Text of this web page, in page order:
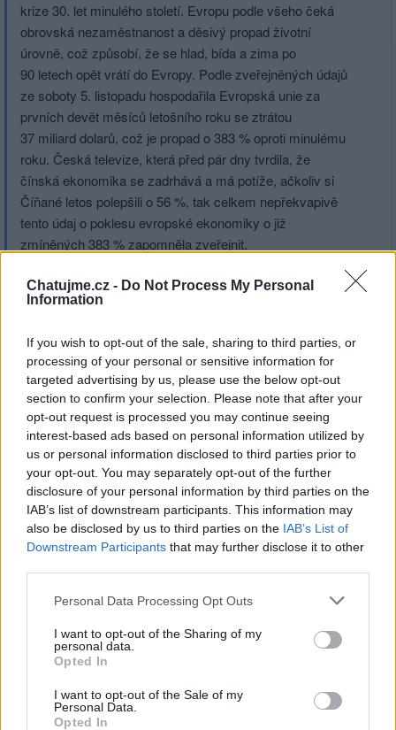
Chatujme.cz - Do Not Process My Personal
Information
If you wish to opt-out of the sale, sharing to third parties, or
processing of your personal or sensitive information for
targeted advertising by us, please use the below opt-out
section to confirm your selection. Please note that after your
opt-out request is processed you may continue seeing
interest-based ads based on personal information utilized by
us or personal information disclosed to third parties prior to
your opt-out. You may separately opt-out of the further
disclosure of your personal information by third parties on the
IAB’s list of downstream participants. This information may
also be disclosed by us to third parties on the IAB’s List of
Downstream Participants that may further disclose it to other
Personal Data Processing Opt Outs
I want to opt-out of the Sharing of my
personal data.
Opted In
I want to opt-out of the Sale of my
Personal Data.
Opted In
krize 30. let minulého století. Evropu podle všeho čeká
obrovská nezaměstnanost a děsivý propad životní
úrovně, což způsobí, že se hlad, bída a zima po
90 letech opět vrátí do Evropy. Podle zveřejněných údajů
ze soboty 5. listopadu hospodařila Evropská unie za
prvních devět měsíců letošního roku se ztrátou
37 miliard dolarů, což je propad o 383 % oproti minulému
roku. Česká televize, která před pár dny tvrdila, že
čínská ekonomika se zadrhává a má potíže, ačkoliv si
Číňané letos polepšili o 56 %, tak celkem nepřekvapivě
tento údaj o poklesu evropské ekonomiky o již
zmíněných 383 % zapomněla zveřejnit.
https://czech.cri.cn/2022/11/09/
spm=C52918.Pq1poEUXqS9i.EuBrjrWWDY62.6
4 Odpověz
Lis 17, 2022 22:37
|Předmět:RE: RE: RE: RE: RE:
RE: RE: RE: RE: RE:…
Reakce na příspěvek
válečná propaganda